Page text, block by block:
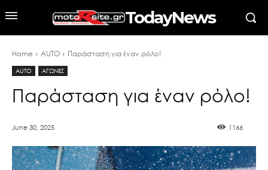
TodayNews
Home AUTO Παράσταση για έναν ρόλο!
AUTO ΑΓΩΝΕΣ
Παράσταση για έναν ρόλο!
June 30, 2025 1166